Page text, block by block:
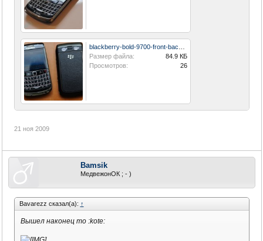
Размер файла:
84.9 КБ
Просмотров:
26
21 ноя 2009
Bamsik
МедвежонОК ; - )
Bavarezz сказал(а): ↑
Вышел наконец то :kote: